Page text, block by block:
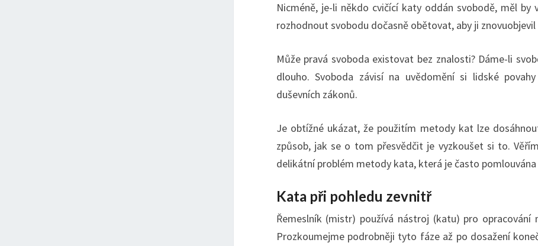
Nicméně, je-li někdo cvičící katy oddán svobodě, měl
rozhodnout svobodu dočasně obětovat, aby ji
Může pravá svoboda existovat bez znalosti? Dáme-li
dlouho. Svoboda závisí na uvědomění si lidské
duševních zákonů.
Je obtížné ukázat, že použitím metody kat lze
způsob, jak se o tom přesvědčit je vyzkoušet si to.
delikátní problém metody kata, která je často
Kata při pohledu zevnitř
Řemeslník (mistr) používá nástroj (katu) pro opracování
Prozkoumejme podrobněji tyto fáze až po dosažení